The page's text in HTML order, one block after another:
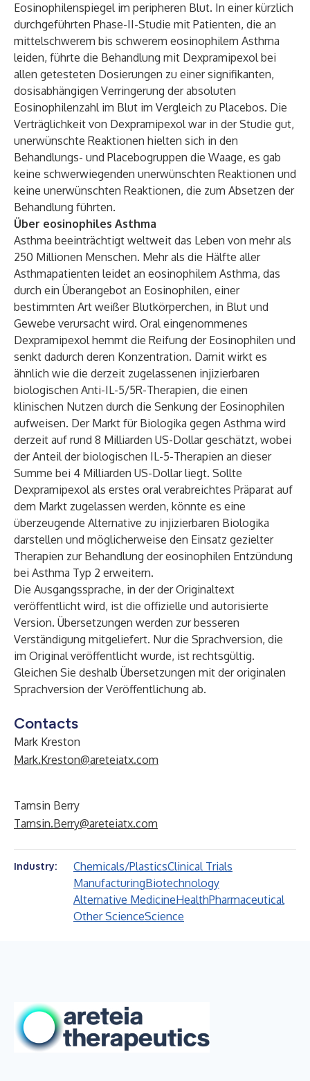
Eosinophilenspiegel im peripheren Blut. In einer kürzlich
durchgeführten Phase-II-Studie mit Patienten, die an
mittelschwerem bis schwerem eosinophilem Asthma
leiden, führte die Behandlung mit Dexpramipexol bei
allen getesteten Dosierungen zu einer signifikanten,
dosisabhängigen Verringerung der absoluten
Eosinophilenzahl im Blut im Vergleich zu Placebos. Die
Verträglichkeit von Dexpramipexol war in der Studie gut,
unerwünschte Reaktionen hielten sich in den
Behandlungs- und Placebogruppen die Waage, es gab
keine schwerwiegenden unerwünschten Reaktionen und
keine unerwünschten Reaktionen, die zum Absetzen der
Behandlung führten.
Über eosinophiles Asthma
Asthma beeinträchtigt weltweit das Leben von mehr als
250 Millionen Menschen. Mehr als die Hälfte aller
Asthmapatienten leidet an eosinophilem Asthma, das
durch ein Überangebot an Eosinophilen, einer
bestimmten Art weißer Blutkörperchen, in Blut und
Gewebe verursacht wird. Oral eingenommenes
Dexpramipexol hemmt die Reifung der Eosinophilen und
senkt dadurch deren Konzentration. Damit wirkt es
ähnlich wie die derzeit zugelassenen injizierbaren
biologischen Anti-IL-5/5R-Therapien, die einen
klinischen Nutzen durch die Senkung der Eosinophilen
aufweisen. Der Markt für Biologika gegen Asthma wird
derzeit auf rund 8 Milliarden US-Dollar geschätzt, wobei
der Anteil der biologischen IL-5-Therapien an dieser
Summe bei 4 Milliarden US-Dollar liegt. Sollte
Dexpramipexol als erstes oral verabreichtes Präparat auf
dem Markt zugelassen werden, könnte es eine
überzeugende Alternative zu injizierbaren Biologika
darstellen und möglicherweise den Einsatz gezielter
Therapien zur Behandlung der eosinophilen Entzündung
bei Asthma Typ 2 erweitern.
Die Ausgangssprache, in der der Originaltext
veröffentlicht wird, ist die offizielle und autorisierte
Version. Übersetzungen werden zur besseren
Verständigung mitgeliefert. Nur die Sprachversion, die
im Original veröffentlicht wurde, ist rechtsgültig.
Gleichen Sie deshalb Übersetzungen mit der originalen
Sprachversion der Veröffentlichung ab.
Contacts
Mark Kreston
Mark.Kreston@areteiatx.com
Tamsin Berry
Tamsin.Berry@areteiatx.com
Industry: Chemicals/PlasticsClinical Trials
ManufacturingBiotechnology
Alternative MedicineHealthPharmaceutical
Other ScienceScience